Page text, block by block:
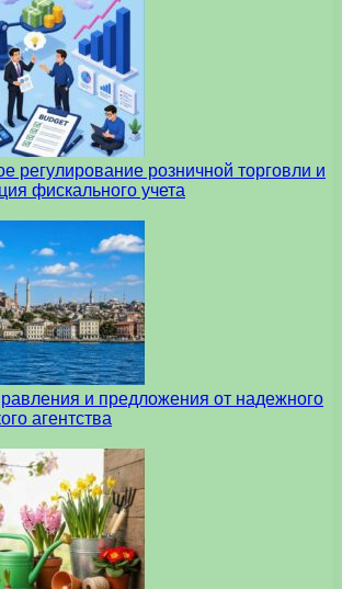
регулирование розничной торговли и
фискального учета
и предложения от надежного
агентства